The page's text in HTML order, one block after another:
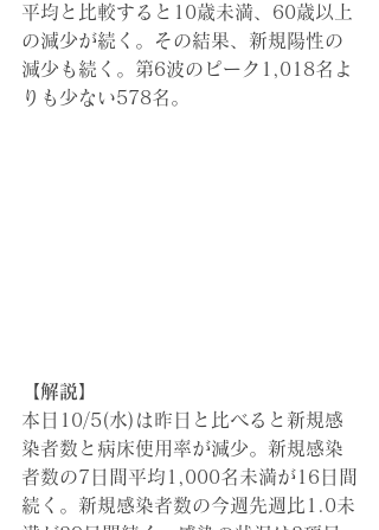
平均と比較すると10歳未満、60歳以上
の減少が続く。その結果、新規陽性の
減少も続く。第6波のピーク1,018名よ
りも少ない578名。
【解説】
本日10/5(水)は昨日と比べると新規感
染者数と病床使用率が減少。 新規感染
者数の7日間平均1,000名未満が16日間
続く。 新規感染者数の今週先週比1.0未